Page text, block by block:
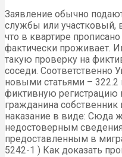
Заявление обычно
службы или участковый,
что в квартире
фактически проживает.
такую проверку на
соседи. Соответственно
новыми статьями – 322.2
фиктивную регистрацию
гражданина
наказание в виде: Сюда
недостоверным
предоставленным в
5242-1 ) Как доказать